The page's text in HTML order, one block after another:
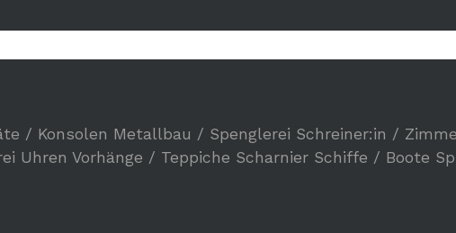
/ Konsolen Metallbau / Spenglerei Schreiner:in /
Uhren Vorhänge / Teppiche Scharnier Schiffe / Boote